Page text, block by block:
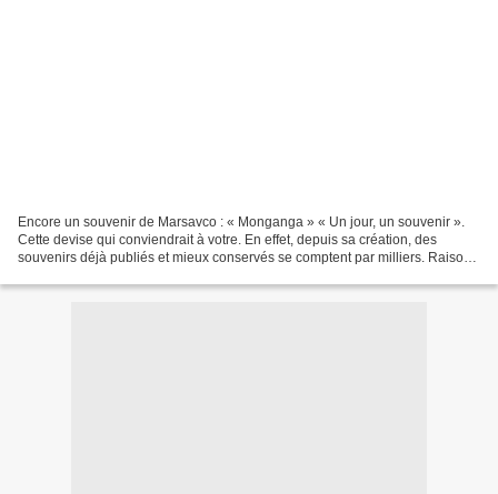
Encore un souvenir de Marsavco : « Monganga » « Un jour, un souvenir ».
Cette devise qui conviendrait à votre. En effet, depuis sa création, des
souvenirs déjà publiés et mieux conservés se comptent par milliers. Raison